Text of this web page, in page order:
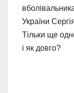
України
Тільки ще
і як довго?